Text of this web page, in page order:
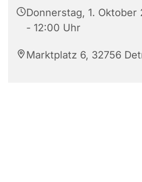
Donnerstag, 1. Oktober
- 12:00 Uhr
Marktplatz 6, 32756